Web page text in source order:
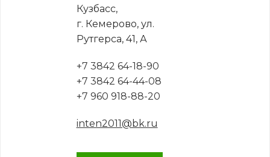
Кузбасс,
г. Кемерово, ул.
Рутгерса, 41, А
+7 3842 64-18-90
+7 3842 64-44-08
+7 960 918-88-20
inten2011@bk.ru